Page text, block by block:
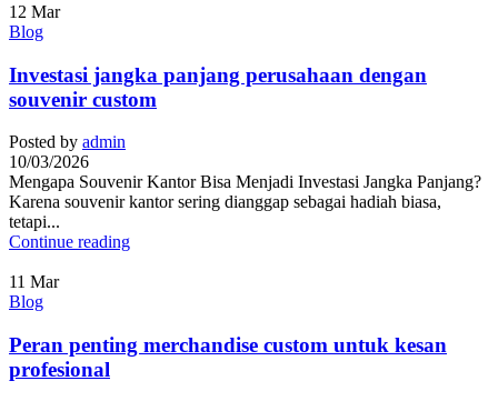
12 Mar
Blog
Investasi jangka panjang perusahaan dengan
souvenir custom
Posted by admin
10/03/2026
Mengapa Souvenir Kantor Bisa Menjadi Investasi Jangka Panjang?
Karena souvenir kantor sering dianggap sebagai hadiah biasa,
tetapi...
Continue reading
11 Mar
Blog
Peran penting merchandise custom untuk kesan
profesional